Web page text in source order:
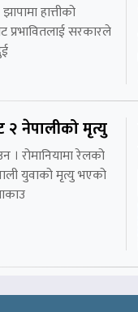
हात्तीको
प्रभावितलाई सरकारले
२ नेपालीको मृत्यु
। रोमानियामा रेलको
युवाको मृत्यु भएको